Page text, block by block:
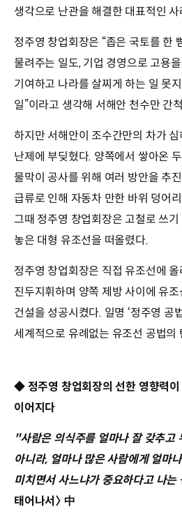
생각으로 난관을 해결한 대표적인
정주영 창업회장은 “좁은 국토를 한
물려주는 일도, 기업 경영으로 고용
기여하고 나라를 살찌게 하는 일 못
일”이라고 생각해 서해안 천수만 간
하지만 서해안이 조수간만의 차가
난제에 부딪혔다. 양쪽에서 쌓아온
물막이 공사를 위해 여러 방안을 추
급류로 인해 자동차 만한 바위 덩어
그때 정주영 창업회장은 고철로 쓰
놓은 대형 유조선을 떠올렸다.
정주영 창업회장은 직접 유조선에
진두지휘하며 양쪽 제방 사이에 유
건설을 성공시켰다. 일명 ‘정주영 공
세계적으로 유례없는 유조선 공법의
◆ 정주영 창업회장의 선한 영향력이
이어지다
"사람은 의식주를 얼마나 잘 갖추고
아니라, 얼마나 많은 사람에게 얼마
미치면서 사느냐가 중요하다고 나
태어나서〉 中